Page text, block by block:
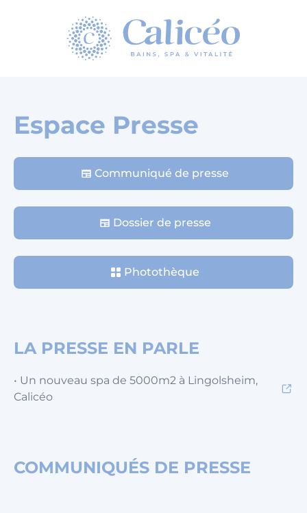
Homepage
Espace Presse
Communiqué de presse
Dossier de presse
Photothèque
LA PRESSE EN PARLE
• Un nouveau spa de 5000m2 à Lingolsheim,
Calicéo
COMMUNIQUÉS DE PRESSE